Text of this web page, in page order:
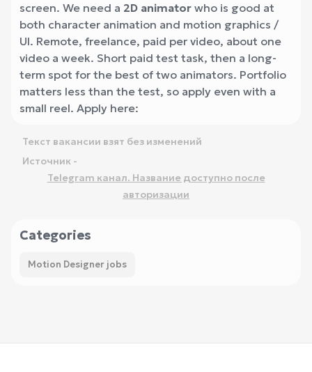
screen. We need a 2D animator who is good at
both character animation and motion graphics /
UI. Remote, freelance, paid per video, about one
video a week. Short paid test task, then a long-
term spot for the best of two animators. Portfolio
matters less than the test, so apply even with a
small reel. Apply here:
Текст вакансии взят без изменений
Источник -
Telegram канал. Название доступно после
авторизации
Categories
Motion Designer jobs